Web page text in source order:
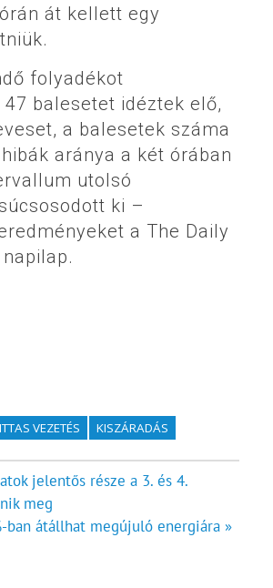
át kellett egy
folyadékot
balesetet idéztek elő,
a balesetek száma
aránya a két órában
utolsó
ki –
a The Daily
ITTAS VEZETÉS KISZÁRADÁS
jelentős része a 3. és 4.
meg
ban átállhat megújuló energiára »